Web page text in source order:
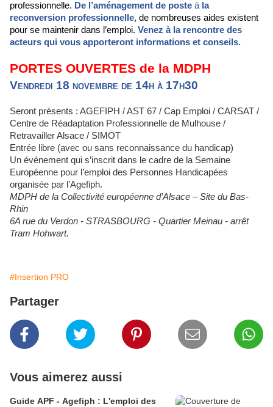
professionnelle. De l’aménagement de poste à la
reconversion professionnelle, de nombreuses aides existent
pour se maintenir dans l’emploi. Venez à la rencontre des
acteurs qui vous apporteront informations et conseils.
PORTES OUVERTES de la MDPH
Vendredi 18 novembre de 14h à 17h30
Seront présents : AGEFIPH / AST 67 / Cap Emploi / CARSAT /
Centre de Réadaptation Professionnelle de Mulhouse /
Retravailler Alsace / SIMOT
Entrée libre (avec ou sans reconnaissance du handicap)
Un événement qui s’inscrit dans le cadre de la Semaine
Européenne pour l’emploi des Personnes Handicapées
organisée par l’Agefiph.
MDPH de la Collectivité européenne d’Alsace – Site du Bas-
Rhin
6A rue du Verdon - STRASBOURG - Quartier Meinau - arrêt
Tram Hohwart.
#Insertion PRO
Partager
Vous aimerez aussi
Guide APF - Agefiph : L'emploi des